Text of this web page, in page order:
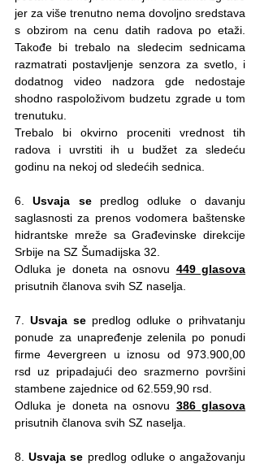
jer za više trenutno nema dovoljno sredstava
s obzirom na cenu datih radova po etaži.
Takođe bi trebalo na sledecim sednicama
razmatrati postavljenje senzora za svetlo, i
dodatnog video nadzora gde nedostaje
shodno raspoloživom budzetu zgrade u tom
trenutuku.
Trebalo bi okvirno proceniti vrednost tih
radova i uvrstiti ih u budžet za sledeću
godinu na nekoj od sledećih sednica.
6. Usvaja se predlog odluke o davanju
saglasnosti za prenos vodomera baštenske
hidrantske mreže sa Građevinske direkcije
Srbije na SZ Šumadijska 32.
Odluka je doneta na osnovu 449 glasova
prisutnih članova svih SZ naselja.
7. Usvaja se predlog odluke o prihvatanju
ponude za unapređenje zelenila po ponudi
firme 4evergreen u iznosu od 973.900,00
rsd uz pripadajući deo srazmerno površini
stambene zajednice od 62.559,90 rsd.
Odluka je doneta na osnovu 386 glasova
prisutnih članova svih SZ naselja.
8. Usvaja se predlog odluke o angažovanju